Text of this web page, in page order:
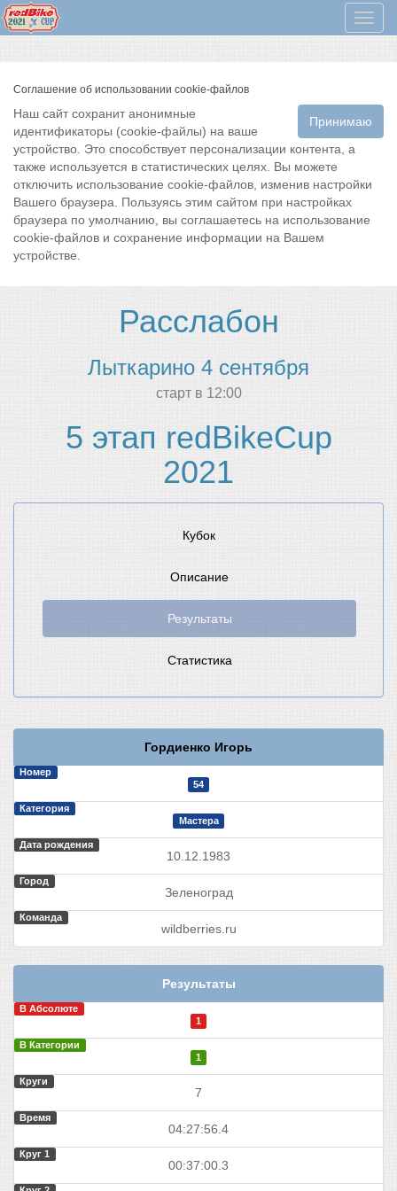
Меню
Соглашение об использовании cookie-файлов
Принимаю
Наш сайт сохранит анонимные
идентификаторы (cookie-файлы) на ваше
устройство. Это способствует персонализации контента, а
также используется в статистических целях. Вы можете
отключить использование cookie-файлов, изменив настройки
Вашего браузера. Пользуясь этим сайтом при настройках
браузера по умолчанию, вы соглашаетесь на использование
cookie-файлов и сохранение информации на Вашем
устройстве.
Расслабон
Лыткарино 4 сентября
cтарт в 12:00
5 этап redBikeCup
2021
Кубок
Описание
Результаты
Статистика
Гордиенко Игорь
Номер
54
Категория
Мастера
Дата рождения
10.12.1983
Город
Зеленоград
Команда
wildberries.ru
Результаты
В Абсолюте
1
В Категории
1
Круги
7
Время
04:27:56.4
Круг 1
00:37:00.3